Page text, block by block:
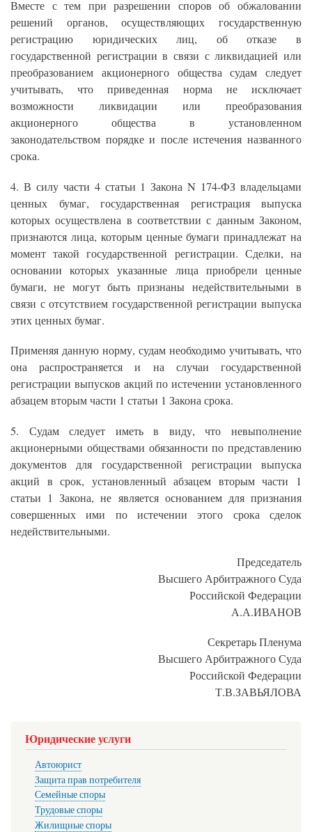
Вместе с тем при разрешении споров об обжаловании
решений органов, осуществляющих государственную
регистрацию юридических лиц, об отказе в
государственной регистрации в связи с ликвидацией или
преобразованием акционерного общества судам следует
учитывать, что приведенная норма не исключает
возможности ликвидации или преобразования
акционерного общества в установленном
законодательством порядке и после истечения названного
срока.
4. В силу части 4 статьи 1 Закона N 174-ФЗ владельцами
ценных бумаг, государственная регистрация выпуска
которых осуществлена в соответствии с данным Законом,
признаются лица, которым ценные бумаги принадлежат на
момент такой государственной регистрации. Сделки, на
основании которых указанные лица приобрели ценные
бумаги, не могут быть признаны недействительными в
связи с отсутствием государственной регистрации выпуска
этих ценных бумаг.
Применяя данную норму, судам необходимо учитывать, что
она распространяется и на случаи государственной
регистрации выпусков акций по истечении установленного
абзацем вторым части 1 статьи 1 Закона срока.
5. Судам следует иметь в виду, что невыполнение
акционерными обществами обязанности по представлению
документов для государственной регистрации выпуска
акций в срок, установленный абзацем вторым части 1
статьи 1 Закона, не является основанием для признания
совершенных ими по истечении этого срока сделок
недействительными.
Председатель
Высшего Арбитражного Суда
Российской Федерации
А.А.ИВАНОВ
Секретарь Пленума
Высшего Арбитражного Суда
Российской Федерации
Т.В.ЗАВЬЯЛОВА
Юридические услуги
Автоюрист
Защита прав потребителя
Семейные споры
Трудовые споры
Жилищные споры